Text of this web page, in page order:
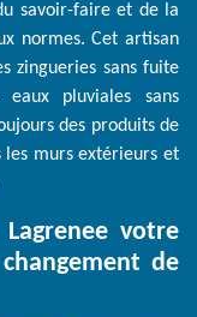
savoir-faire et de la
normes. Cet artisan
zingueries sans fuite
pluviales sans
des produits de
murs extérieurs et
votre
de